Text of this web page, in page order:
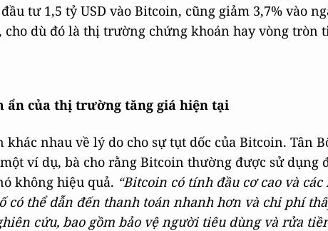
tư 1,5 tỷ USD vào Bitcoin, cũng giảm 3,7% vào
cho dù đó là thị trường chứng khoán hay vòng tròn
ẩn của thị trường tăng giá hiện tại
​​khác nhau về lý do cho sự tụt dốc của Bitcoin. Tân
ví dụ, bà cho rằng Bitcoin thường được sử dụng
không hiệu quả. “Bitcoin có tính đầu cơ cao và
có thể dẫn đến thanh toán nhanh hơn và chi phí
cứu, bao gồm bảo vệ người tiêu dùng và rửa